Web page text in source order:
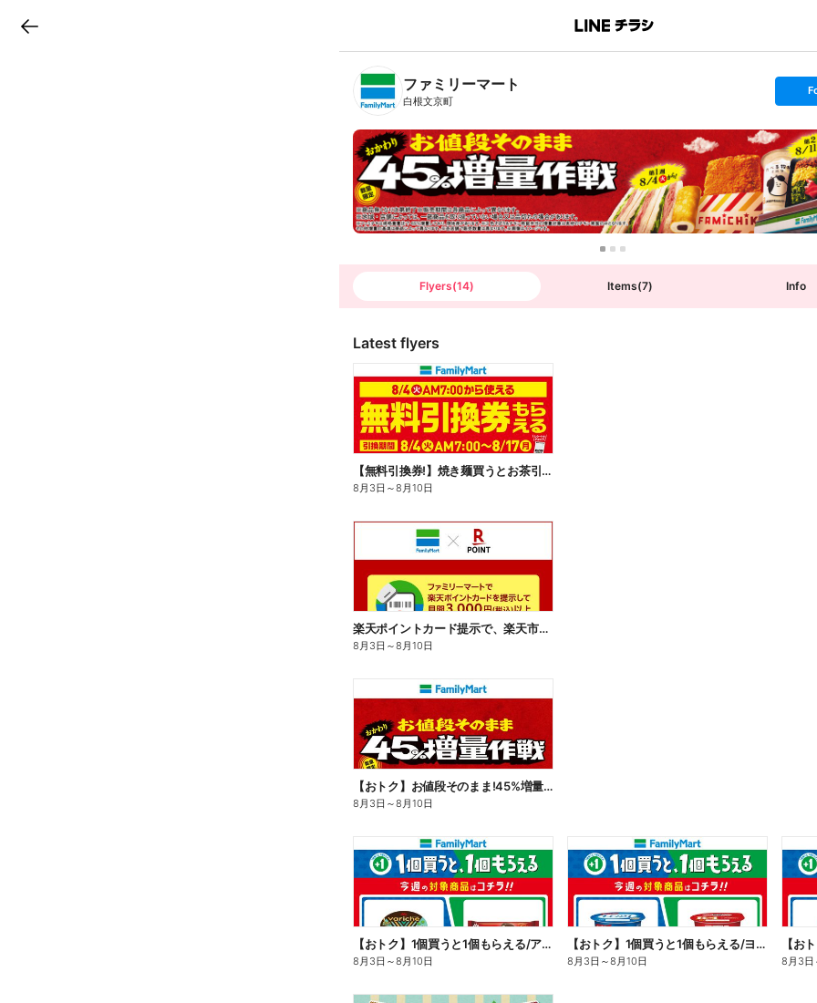
B
n
T
ファミリーマート
白根文京町
s
t
o
l
l
o
w
Flyers(14) Items(7) Info
Latest flyers
【無料引換券!】焼き麺買うとお茶引換券貰える!
8月3日 ～8月10日
楽天ポイントカード提示で、楽天市場でのお買い物がおトクに!
8月3日 ～8月10日
【おトク】お値段そのまま!45%増量作戦!
8月3日 ～8月10日
【おトク】1個買うと1個もらえる/アイス
8月3日 ～8月10日
【おトク】1個買うと1個もらえる/ヨーグルト
8月3日 ～8月10日
【お
8月3日